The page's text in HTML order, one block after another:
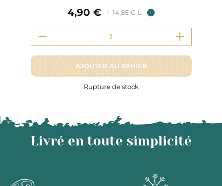
4,90 € 14,85 € L i
AJOUTER AU PANIER
Rupture de stock
Livré en toute simplicité